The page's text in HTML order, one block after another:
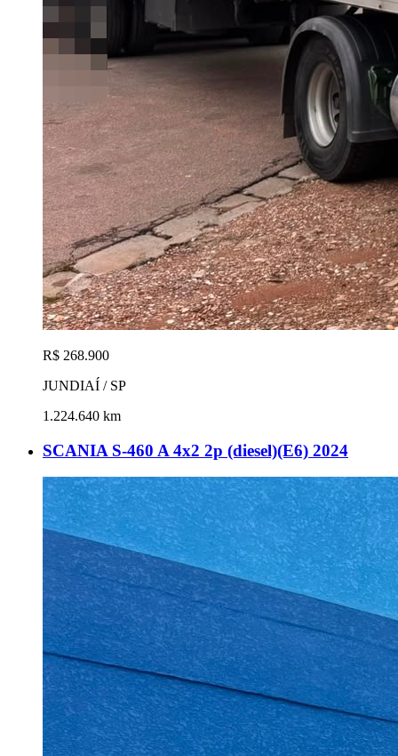
R$ 268.900
JUNDIAÍ / SP
1.224.640 km
SCANIA S-460 A 4x2 2p (diesel)(E6) 2024